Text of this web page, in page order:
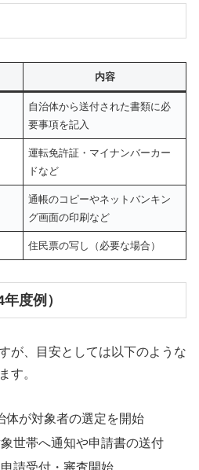
内容
自治体から送付された書類に必
要事項を記入
運転免許証・マイナンバーカー
ドなど
通帳のコピーやネットバンキン
グ画面の印刷など
住民票の写し（必要な場合）
度例）
が、目安としては以下のような
す。
体が対象者の選定を開始
象世帯へ通知や申請書の送付